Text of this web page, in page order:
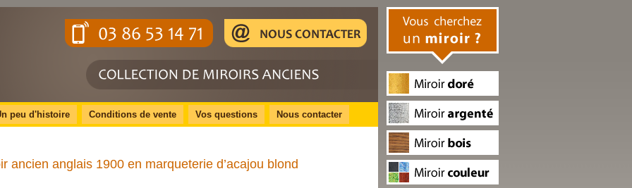
peu d'histoire Conditions de vente Vos questions Nous contacter
ancien anglais 1900 en marqueterie d’acajou blond